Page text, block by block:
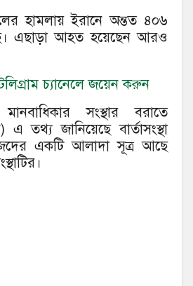
হামলায় ইরানে অন্তত ৪০৬
এছাড়া আহত হয়েছেন আরও
চ্যানেলে জয়েন করুন
মানবাধিকার সংস্থার বরাতে
তথ্য জানিয়েছে বার্তাসংস্থা
একটি আলাদা সূত্র আছে